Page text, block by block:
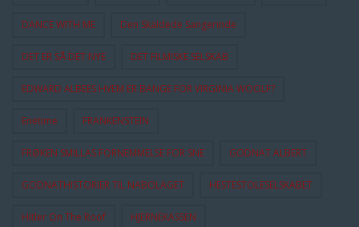
DANCE WITH ME Den Skaldede Sangerinde
DET ER SÅ DET NYE DET FILMISKE SELSKAB
EDWARD ALBEES HVEM ER BANGE FOR VIRGINIA WOOLF?
Enetime FRANKENSTEIN
FRØKEN SMILLAS FORNEMMELSE FOR SNE GODNAT ALBERT
GODNATHISTORIER TIL NABOLAGET HESTESTOLESELSKABET
Hitler On The Roof HJERNEKASSEN